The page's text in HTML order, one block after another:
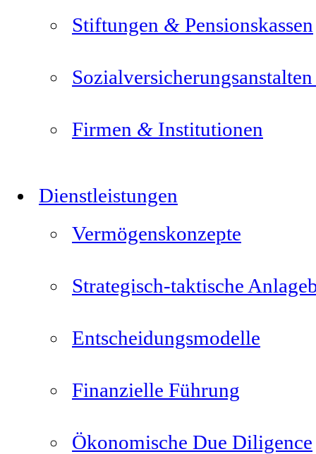
Stiftungen & Pensionskassen
Firmen & Institutionen
Dienstleistungen
Vermögenskonzepte
Strategisch-taktische
Entscheidungsmodelle
Finanzielle Führung
Ökonomische Due Diligence